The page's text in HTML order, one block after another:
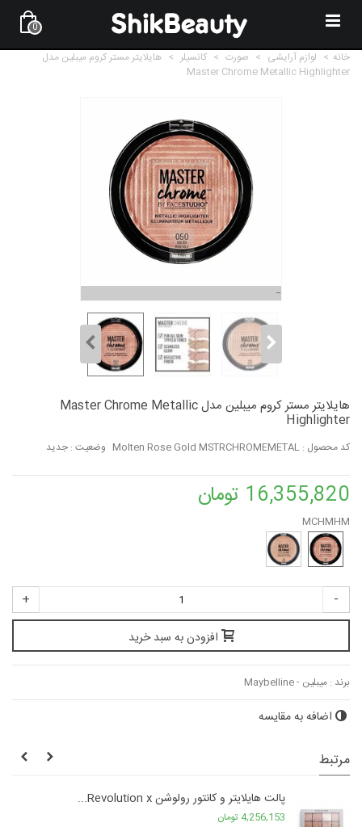
0
خانه > لوازم آرایشی > صورت > کانسیلر > هایلایتر مستر کروم میبلین مدل
Master Chrome Metallic Highlighter
هایلایتر مستر کروم میبلین مدل Master Chrome Metallic
Highlighter
کد محصول : Molten Rose Gold MSTRCHROMEMETAL وضعیت : جدید
16,355,820 تومان
MCHMHM
-
+
افزودن به سبد خرید
برند : میبلین - Maybelline
اضافه به مقایسه
مرتبط
پالت هایلایتر و کانتور رولوشن Revolution x...
4,256,153 تومان